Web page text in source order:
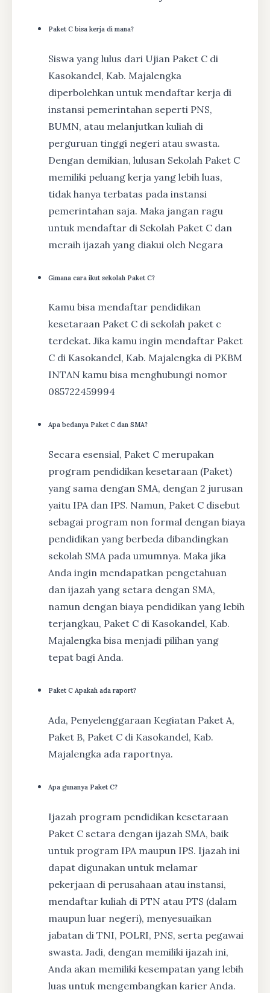
Paket C bisa kerja di mana?
Siswa yang lulus dari Ujian Paket C di
Kasokandel, Kab. Majalengka
diperbolehkan untuk mendaftar kerja di
instansi pemerintahan seperti PNS,
BUMN, atau melanjutkan kuliah di
perguruan tinggi negeri atau swasta.
Dengan demikian, lulusan Sekolah Paket C
memiliki peluang kerja yang lebih luas,
tidak hanya terbatas pada instansi
pemerintahan saja. Maka jangan ragu
untuk mendaftar di Sekolah Paket C dan
meraih ijazah yang diakui oleh Negara
Gimana cara ikut sekolah Paket C?
Kamu bisa mendaftar pendidikan
kesetaraan Paket C di sekolah paket c
terdekat. Jika kamu ingin mendaftar Paket
C di Kasokandel, Kab. Majalengka di PKBM
INTAN kamu bisa menghubungi nomor
085722459994
Apa bedanya Paket C dan SMA?
Secara esensial, Paket C merupakan
program pendidikan kesetaraan (Paket)
yang sama dengan SMA, dengan 2 jurusan
yaitu IPA dan IPS. Namun, Paket C disebut
sebagai program non formal dengan biaya
pendidikan yang berbeda dibandingkan
sekolah SMA pada umumnya. Maka jika
Anda ingin mendapatkan pengetahuan
dan ijazah yang setara dengan SMA,
namun dengan biaya pendidikan yang lebih
terjangkau, Paket C di Kasokandel, Kab.
Majalengka bisa menjadi pilihan yang
tepat bagi Anda.
Paket C Apakah ada raport?
Ada, Penyelenggaraan Kegiatan Paket A,
Paket B, Paket C di Kasokandel, Kab.
Majalengka ada raportnya.
Apa gunanya Paket C?
Ijazah program pendidikan kesetaraan
Paket C setara dengan ijazah SMA, baik
untuk program IPA maupun IPS. Ijazah ini
dapat digunakan untuk melamar
pekerjaan di perusahaan atau instansi,
mendaftar kuliah di PTN atau PTS (dalam
maupun luar negeri), menyesuaikan
jabatan di TNI, POLRI, PNS, serta pegawai
swasta. Jadi, dengan memiliki ijazah ini,
Anda akan memiliki kesempatan yang lebih
luas untuk mengembangkan karier Anda.